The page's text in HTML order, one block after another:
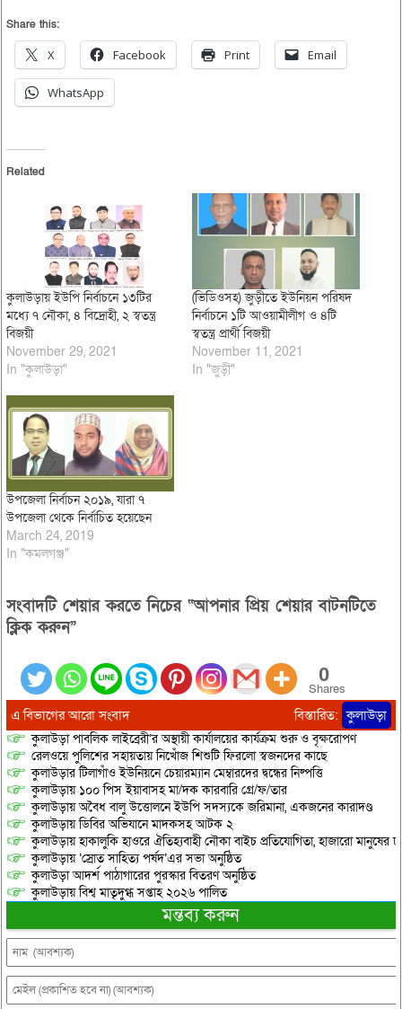
Share this:
X Facebook Print Email
WhatsApp
Related
কুলাউড়ায় ইউপি নির্বাচনে ১৩টির
মধ্যে ৭ নৌকা, ৪ বিদ্রোহী, ২ স্বতন্ত্র
বিজয়ী
November 29, 2021
In "কুলাউড়া"
(ভিডিওসহ) জুড়ীতে ইউনিয়ন পরিষদ
নির্বাচনে ১টি আওয়ামীলীগ ও ৪টি
স্বতন্ত্র প্রার্থী বিজয়ী
November 11, 2021
In "জুড়ী"
উপজেলা নির্বাচন ২০১৯, যারা ৭
উপজেলা থেকে নির্বাচিত হয়েছেন
March 24, 2019
In "কমলগঞ্জ"
সংবাদটি শেয়ার করতে নিচের “আপনার প্রিয় শেয়ার বাটনটিতে
ক্লিক করুন”
0
Shares
এ বিভাগের আরো সংবাদ বিস্তারিত: কুলাউড়া
কুলাউড়া পাবলিক লাইব্রেরী’র অস্থায়ী কার্যালয়ের কার্যক্রম শুরু ও বৃক্ষরোপণ
রেলওয়ে পুলিশের সহায়তায় নিখোঁজ শিশুটি ফিরলো স্বজনদের কাছে
কুলাউড়ার টিলাগাঁও ইউনিয়নে চেয়ারম্যান মেম্বারদের দ্বন্ধের নিষ্পত্তি
কুলাউড়ায় ১০০ পিস ইয়াবাসহ মা/দক কারবারি গ্রে/ফ/তার
কুলাউড়ায় অবৈধ বালু উত্তোলনে ইউপি সদস্যকে জরিমানা, একজনের কারাদণ্ড
কুলাউড়ায় ডিবির অভিযানে মাদকসহ আটক ২
কুলাউড়ায় হাকালুকি হাওরে ঐতিহ্যবাহী নৌকা বাইচ প্রতিযোগিতা, হাজারো মানুষের
কুলাউড়ায় ‘স্রোত সাহিত্য পর্ষদ’এর সভা অনুষ্ঠিত
কুলাউড়া আদর্শ পাঠাগারের পুরস্কার বিতরণ অনুষ্ঠিত
কুলাউড়ায় বিশ্ব মাতৃদুগ্ধ সপ্তাহ ২০২৬ পালিত
মন্তব্য করুন